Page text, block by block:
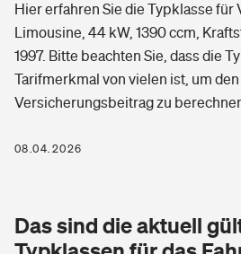
Grundfähigkeitsversicherung
Arbeitsrechtsschutz
Berufshaftpflichtversicherung
Zur Übersicht
Tools
Glasversicherung
Freizeit
Pri­vate Haft­pflicht­
Gesundheit
Private Krankenversicherung
Dread-Disease-Versicherung
Hier erfahren Sie die Typklasse für
Limousine, 44 kW, 1390 ccm,
1997. Bitte beachten Sie, dass die
Tarifmerkmal von vielen ist, um
Versicherungsbeitrag zu
08.04.2026
Das sind die aktuell